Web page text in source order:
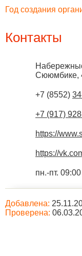
Год создания
Контакты
Сююмбике,
+7 (8552)
+7 (917)
https://
https://
пн.-пт.
Добавлена:
Проверена: